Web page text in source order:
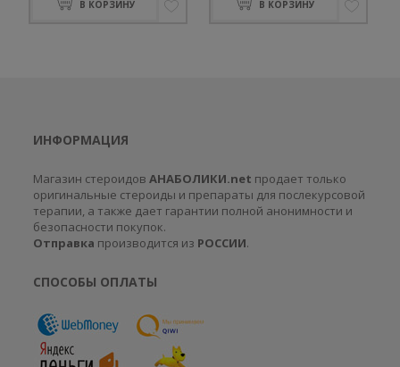
составляла5,400 руб..
В КОРЗИНУ В КОРЗИНУ
ИНФОРМАЦИЯ
Магазин стероидовАНАБОЛИКИ.net продает только
оригинальные стероиды и препараты для послекурсовой
терапии, а также дает гарантии полной анонимности и
безопасности покупок.
Отправка производится из РОССИИ.
СПОСОБЫ ОПЛАТЫ